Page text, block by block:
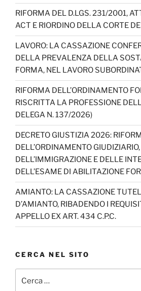
b
o
o
k
a
m
k dI
n
RIFORMA DEL D.LGS. 231/2001,
ACT E RIORDINO DELLA CORTE
LAVORO: LA CASSAZIONE
DELLA PREVALENZA DELLA
FORMA, NEL LAVORO
RIFORMA DELL’ORDINAMENTO
RISCRITTA LA PROFESSIONE
DELEGA N. 137/2026)
DECRETO GIUSTIZIA 2026:
DELL’ORDINAMENTO
DELL’IMMIGRAZIONE E DELLE
DELL’ESAME DI ABILITAZIONE
AMIANTO: LA CASSAZIONE
D’AMIANTO, RIBADENDO I
APPELLO EX ART. 434 C.P.C.
CERCA NEL SITO